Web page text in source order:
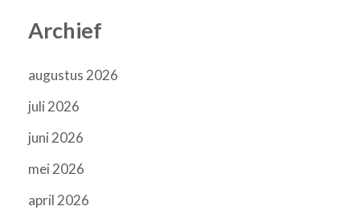
Archief
augustus 2026
juli 2026
juni 2026
mei 2026
april 2026